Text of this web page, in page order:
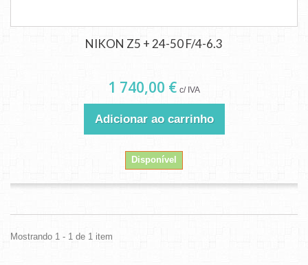
NIKON Z5 + 24-50 F/4-6.3
1 740,00 € c/ IVA
Adicionar ao carrinho
Disponível
Mostrando 1 - 1 de 1 item